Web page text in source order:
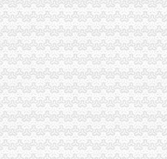
工办实事
食品安全经销（代销）合同》
扎实开展纪检监察工作
好犬只市场管理工作
注册农户万元增收平台
通环节食品安全监管见成效
”重庆海关在哪里现场会在南川局召开
告监管
牌成效明显
理理论研究会在重庆成功召开
报关登记证书工商局签署合作协议